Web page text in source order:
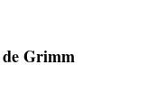
de Grimm